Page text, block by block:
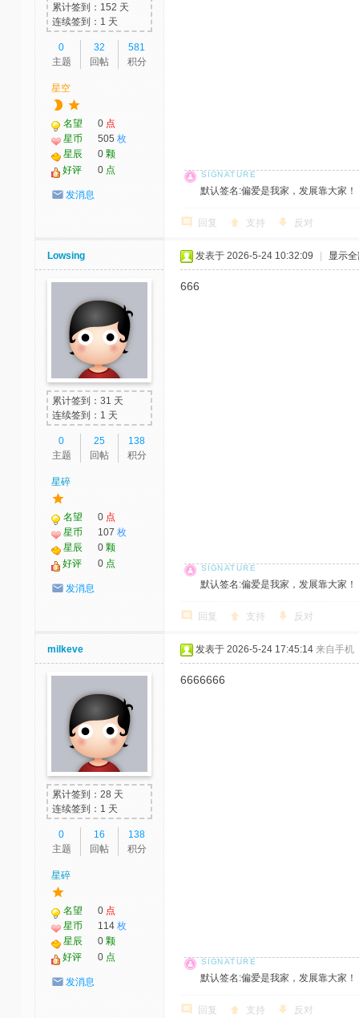
累计签到：152 天
连续签到：1 天
0
主题
32
回帖
581
积分
星空
名望 0 点
星币
505 枚
星辰
0 颗
好评
0 点
发消息 默认签名:偏爱是我家，发展靠大家
回复 支持 反对
Lowsing
累计签到：31 天
连续签到：1 天
0
主题
25
回帖
138
积分
星碎
名望 0 点
星币
107 枚
星辰
0 颗
好评
0 点
发消息
发表于 2026-5-24 10:32:09 显示
666
默认签名:偏爱是我家，发展靠大家
回复 支持 反对
milkeve
累计签到：28 天
连续签到：1 天
0
主题
16
回帖
138
积分
星碎
名望 0 点
星币
114 枚
星辰
0 颗
好评
0 点
发消息
发表于 2026-5-24 17:45:14 来自手机
6666666
默认签名:偏爱是我家，发展靠大家
回复 支持 反对